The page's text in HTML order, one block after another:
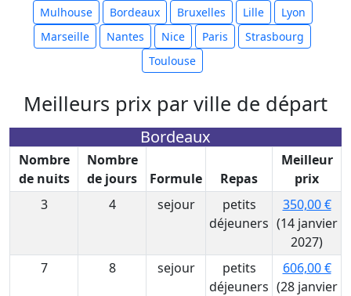
Mulhouse Bordeaux Bruxelles Lille
Lyon
Marseille
Nantes Nice Paris
Strasbourg
Toulouse
Meilleurs prix par ville de départ
Bordeaux
Nombre
de nuits
Nombre
de jours
Formule Repas
Meilleur
prix
3
4 sejour
petits
déjeuners
350,00 €
(14 janvier
2027)
7
8 sejour
petits
déjeuners
606,00 €
(28 janvier